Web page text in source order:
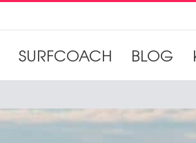
SURFCOACH BLOG